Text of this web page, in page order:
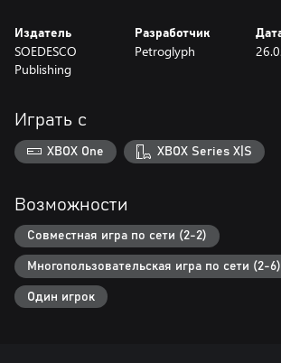
Издатель
SOEDESCO
Publishing
Разработчик
Petroglyph
Играть с
XBOX One XBOX Series X|S
Возможности
Совместная игра по сети (2-2)
Многопользовательская игра по сети (2-6)
Один игрок